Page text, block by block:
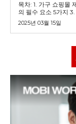
목차: 1. 가구 쇼핑몰
의 필수 요소 5가지 3.
2025년 03월 15일